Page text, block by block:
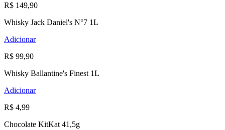
R$ 149,90
Whisky Jack Daniel's N°7 1L
Adicionar
R$ 99,90
Whisky Ballantine's Finest 1L
Adicionar
R$ 4,99
Chocolate KitKat 41,5g